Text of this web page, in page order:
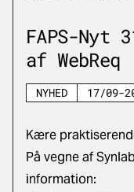
FAPS-Nyt
af WebReq
NYHED 17/09-
Kære
På vegne af
information: